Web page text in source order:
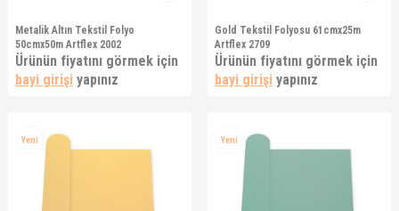
Metalik Altın Tekstil Folyo
50cmx50m Artflex 2002
Ürünün fiyatını görmek için
bayi girişi yapınız
Gold Tekstil Folyosu 61cmx25m
Artflex 2709
Ürünün fiyatını görmek için
bayi girişi yapınız
Yeni Yeni